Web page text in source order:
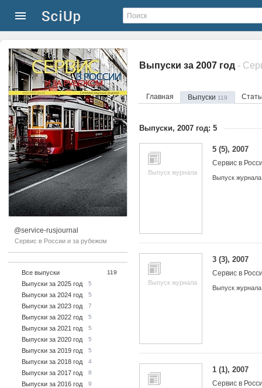
@service-rusjournal
Сервис в России и за рубежом
Все выпуски 119
Выпуски за 2025 год 5
Выпуски за 2024 год 5
Выпуски за 2023 год 7
Выпуски за 2022 год 5
Выпуски за 2021 год 5
Выпуски за 2020 год 5
Выпуски за 2019 год 5
Выпуски за 2018 год 4
Выпуски за 2017 год 8
Выпуски за 2016 год 9
Выпуски за 2007 год -
Главная Выпуски 119
Выпуски, 2007 год: 5
Выпуск журнала
5 (5), 2007
Сервис в
Выпуск журнала
Выпуск журнала
3 (3), 2007
Сервис в
Выпуск журнала
1 (1), 2007
Сервис в